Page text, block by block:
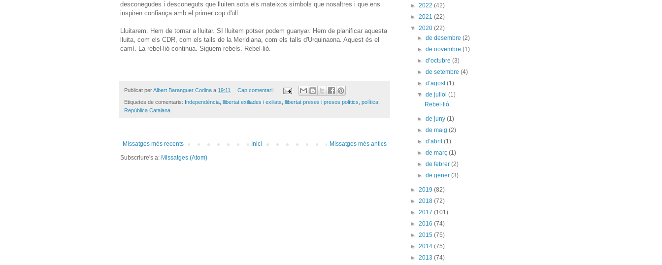
desconegudes i desconeguts que lluiten sota els mateixos símbols que nosaltres i que ens
inspiren confiança amb el primer cop d'ull.
Lluitarem. Hem de tornar a lluitar. SI lluitem potser podem guanyar. Hem de planificar aquesta
lluita, com els CDR, com els talls de la Meridiana, com els talls d'Urquinaona. Aquest és el
camí. La rebel·lió continua. Siguem rebels. Rebel·lió.
Publicat perAlbert Baranguer Codina a 19:11 Cap comentari:
Etiquetes de comentaris: Independència, llibertat exiliades i exiliats, llibertat preses i presos polítics, política,
República Catalana
Missatges més recents Missatges més antics
Inici
Subscriure's a: Missatges (Atom)
► 2022 (42)
► 2021 (22)
▼ 2020 (22)
►de desembre(2)
►de novembre(1)
►d’octubre(3)
►de setembre(4)
►d’agost(1)
▼de juliol(1)
Rebel·lió.
►de juny(1)
►de maig(2)
►d’abril(1)
►de març(1)
►de febrer(2)
►de gener(3)
► 2019 (82)
► 2018 (72)
► 2017 (101)
► 2016 (74)
► 2015 (75)
► 2014 (75)
► 2013 (74)